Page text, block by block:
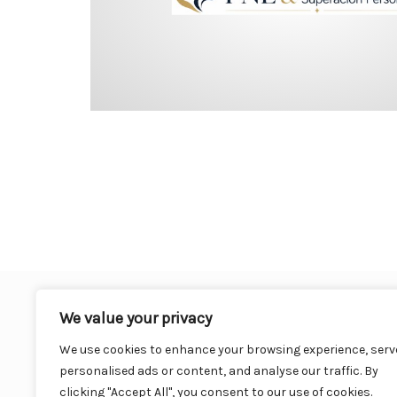
We value your privacy
We use cookies to enhance your browsing experience,
personalised ads or content, and analyse our traffic. By
clicking "Accept All", you consent to our use of cookies.